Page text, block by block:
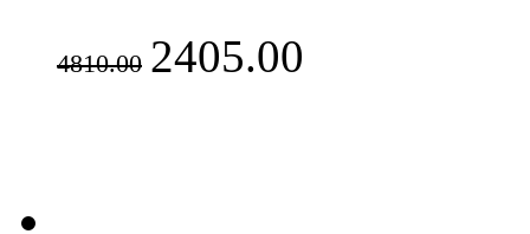
4810.00 2405.00